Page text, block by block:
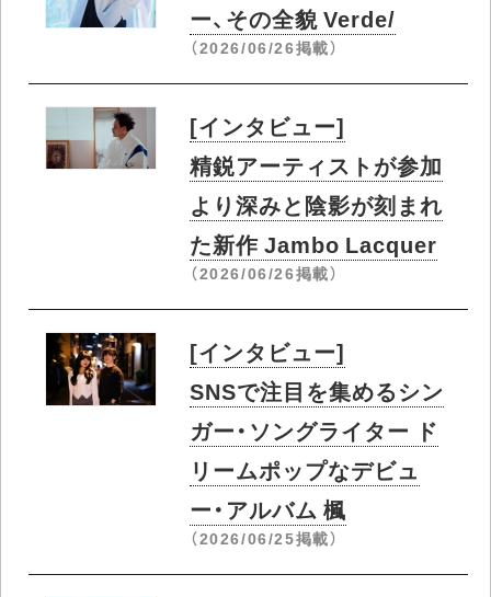
ー、その全貌 Verde/
（2026/06/26掲載）
[インタビュー]
精鋭アーティストが参加
より深みと陰影が刻まれ
た新作 Jambo Lacquer
（2026/06/26掲載）
[インタビュー]
SNSで注目を集めるシン
ガー・ソングライター ド
リームポップなデビュ
ー・アルバム 楓
（2026/06/25掲載）